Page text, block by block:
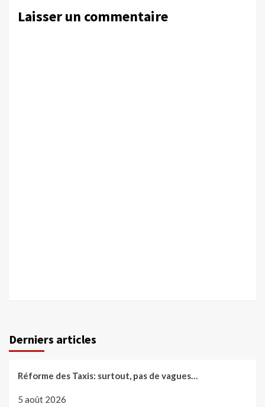
Laisser un commentaire
Derniers articles
Réforme des Taxis: surtout, pas de vagues…
5 août 2026